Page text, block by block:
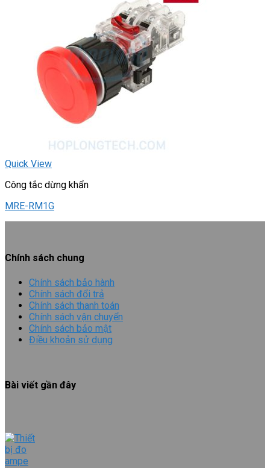
Quick View
Công tắc dừng khẩn
MRE-RM1G
Chính sách chung
Chính sách bảo hành
Chính sách đổi trả
Chính sách thanh toán
Chính sách vận chuyển
Chính sách bảo mật
Điều khoản sử dụng
Bài viết gần đây